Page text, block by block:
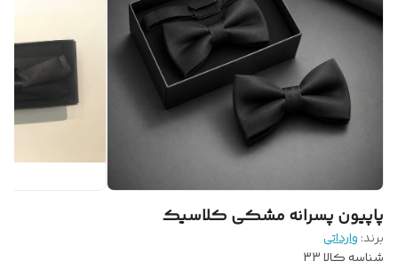
پاپیون پسرانه مشکی کلاسیک
برند: وارداتی
شناسه کالا33